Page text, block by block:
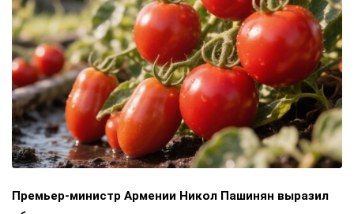
Премьер-министр Армении Никол Пашинян выразил